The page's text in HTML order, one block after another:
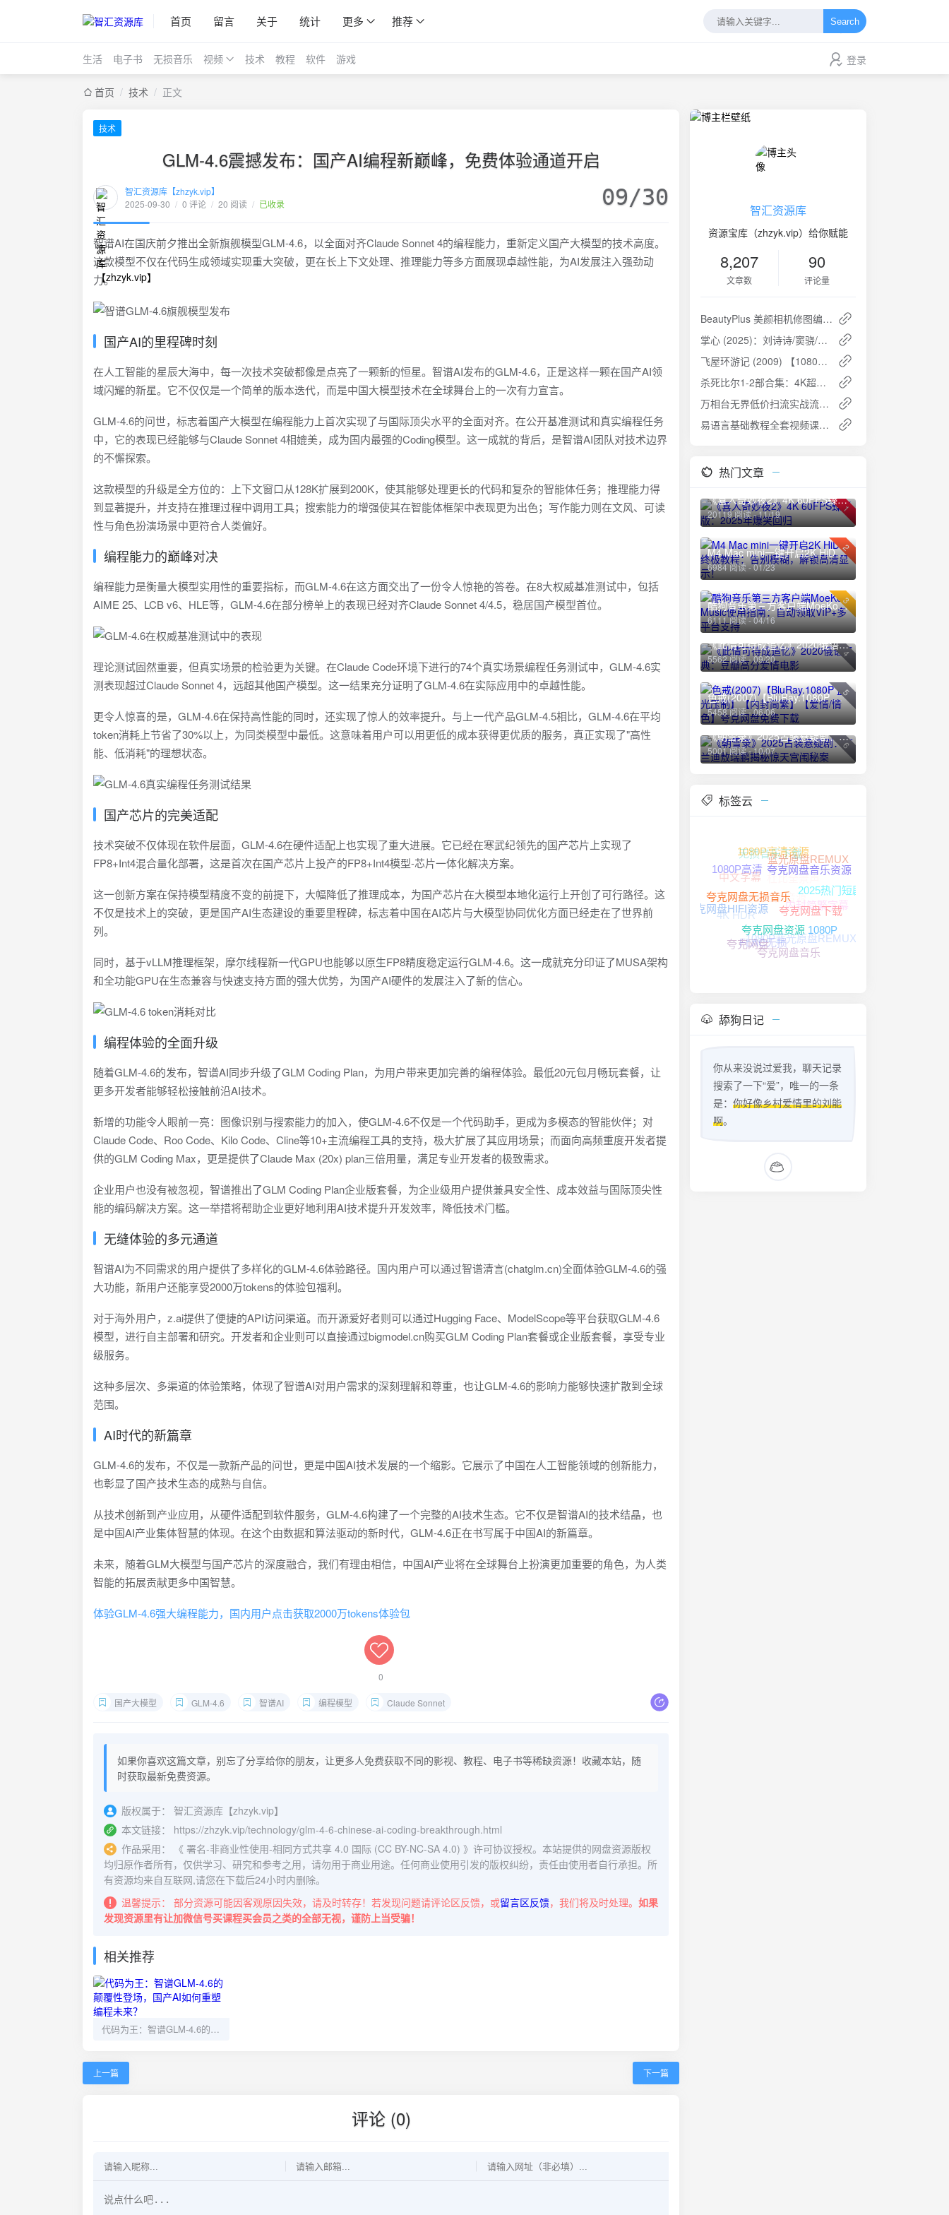
首页 留言 关于 统计 更多 推荐 Search
生活 电子书 无损音乐 视频 技术 教程 软件 游戏 登录
首页 / 技术 / 正文
技术
GLM-4.6震撼发布：国产AI编程新巅峰，免费体验通道开启
智汇资源库【zhzyk.vip】
2025-09-30 / 0 评论 / 20 阅读 / 已收录 09/30
智谱AI在国庆前夕推出全新旗舰模型GLM-4.6，以全面对齐Claude Sonnet 4的编程能力，重新定义国产大模型的技术高度。
这款模型不仅在代码生成领域实现重大突破，更在长上下文处理、推理能力等多方面展现卓越性能，为AI发展注入强劲动
力。
国产AI的里程碑时刻
在人工智能的星辰大海中，每一次技术突破都像是点亮了一颗新的恒星。智谱AI发布的GLM-4.6，正是这样一颗在国产AI领
域闪耀的新星。它不仅仅是一个简单的版本迭代，而是中国大模型技术在全球舞台上的一次有力宣言。
GLM-4.6的问世，标志着国产大模型在编程能力上首次实现了与国际顶尖水平的全面对齐。在公开基准测试和真实编程任务
中，它的表现已经能够与Claude Sonnet 4相媲美，成为国内最强的Coding模型。这一成就的背后，是智谱AI团队对技术边界
的不懈探索。
这款模型的升级是全方位的：上下文窗口从128K扩展到200K，使其能够处理更长的代码和复杂的智能体任务；推理能力得
到显著提升，并支持在推理过程中调用工具；搜索能力的增强使其在智能体框架中表现更为出色；写作能力则在文风、可读
性与角色扮演场景中更符合人类偏好。
编程能力的巅峰对决
编程能力是衡量大模型实用性的重要指标，而GLM-4.6在这方面交出了一份令人惊艳的答卷。在8大权威基准测试中，包括
AIME 25、LCB v6、HLE等，GLM-4.6在部分榜单上的表现已经对齐Claude Sonnet 4/4.5，稳居国产模型首位。
理论测试固然重要，但真实场景的检验更为关键。在Claude Code环境下进行的74个真实场景编程任务测试中，GLM-4.6实
测表现超过Claude Sonnet 4，远超其他国产模型。这一结果充分证明了GLM-4.6在实际应用中的卓越性能。
更令人惊喜的是，GLM-4.6在保持高性能的同时，还实现了惊人的效率提升。与上一代产品GLM-4.5相比，GLM-4.6在平均
token消耗上节省了30%以上，为同类模型中最低。这意味着用户可以用更低的成本获得更优质的服务，真正实现了"高性
能、低消耗"的理想状态。
国产芯片的完美适配
技术突破不仅体现在软件层面，GLM-4.6在硬件适配上也实现了重大进展。它已经在寒武纪领先的国产芯片上实现了
FP8+Int4混合量化部署，这是首次在国产芯片上投产的FP8+Int4模型-芯片一体化解决方案。
这一创新方案在保持模型精度不变的前提下，大幅降低了推理成本，为国产芯片在大模型本地化运行上开创了可行路径。这
不仅是技术上的突破，更是国产AI生态建设的重要里程碑，标志着中国在AI芯片与大模型协同优化方面已经走在了世界前
列。
同时，基于vLLM推理框架，摩尔线程新一代GPU也能够以原生FP8精度稳定运行GLM-4.6。这一成就充分印证了MUSA架构
和全功能GPU在生态兼容与快速支持方面的强大优势，为国产AI硬件的发展注入了新的信心。
编程体验的全面升级
随着GLM-4.6的发布，智谱AI同步升级了GLM Coding Plan，为用户带来更加完善的编程体验。最低20元包月畅玩套餐，让
更多开发者能够轻松接触前沿AI技术。
新增的功能令人眼前一亮：图像识别与搜索能力的加入，使GLM-4.6不仅是一个代码助手，更成为多模态的智能伙伴；对
Claude Code、Roo Code、Kilo Code、Cline等10+主流编程工具的支持，极大扩展了其应用场景；而面向高频重度开发者提
供的GLM Coding Max，更是提供了Claude Max (20x) plan三倍用量，满足专业开发者的极致需求。
企业用户也没有被忽视，智谱推出了GLM Coding Plan企业版套餐，为企业级用户提供兼具安全性、成本效益与国际顶尖性
能的编码解决方案。这一举措将帮助企业更好地利用AI技术提升开发效率，降低技术门槛。
无缝体验的多元通道
智谱AI为不同需求的用户提供了多样化的GLM-4.6体验路径。国内用户可以通过智谱清言(chatglm.cn)全面体验GLM-4.6的强
大功能，新用户还能享受2000万tokens的体验包福利。
对于海外用户，z.ai提供了便捷的API访问渠道。而开源爱好者则可以通过Hugging Face、ModelScope等平台获取GLM-4.6
模型，进行自主部署和研究。开发者和企业则可以直接通过bigmodel.cn购买GLM Coding Plan套餐或企业版套餐，享受专业
级服务。
这种多层次、多渠道的体验策略，体现了智谱AI对用户需求的深刻理解和尊重，也让GLM-4.6的影响力能够快速扩散到全球
范围。
AI时代的新篇章
GLM-4.6的发布，不仅是一款新产品的问世，更是中国AI技术发展的一个缩影。它展示了中国在人工智能领域的创新能力，
也彰显了国产技术生态的成熟与自信。
从技术创新到产业应用，从硬件适配到软件服务，GLM-4.6构建了一个完整的AI技术生态。它不仅是智谱AI的技术结晶，也
是中国AI产业集体智慧的体现。在这个由数据和算法驱动的新时代，GLM-4.6正在书写属于中国AI的新篇章。
未来，随着GLM大模型与国产芯片的深度融合，我们有理由相信，中国AI产业将在全球舞台上扮演更加重要的角色，为人类
智能的拓展贡献更多中国智慧。
体验GLM-4.6强大编程能力，国内用户点击获取2000万tokens体验包
0
国产大模型 GLM-4.6 智谱AI 编程模型 Claude Sonnet
如果你喜欢这篇文章，别忘了分享给你的朋友，让更多人免费获取不同的影视、教程、电子书等稀缺资源！收藏本站，随
时获取最新免费资源。
版权属于：
智汇资源库【zhzyk.vip】
本文链接：
https://zhzyk.vip/technology/glm-4-6-chinese-ai-coding-breakthrough.html
作品采用：
《 署名-非商业性使用-相同方式共享 4.0 国际 (CC BY-NC-SA 4.0) 》许可协议授权。本站提供的网盘资源版权
均归原作者所有，仅供学习、研究和参考之用，请勿用于商业用途。任何商业使用引发的版权纠纷，责任由使用者自行承担。所
有资源均来自互联网,请您在下载后24小时内删除。
温馨提示：
部分资源可能因客观原因失效，请及时转存！若发现问题请评论区反馈，或留言区反馈，我们将及时处理。 如果
发现资源里有让加微信号买课程买会员之类的全部无视，谨防上当受骗！
相关推荐
代码为王：智谱GLM-4.6的颠覆性登场，国产AI如何重塑编程未来？
上一篇 下一篇
评论 (0)
智汇资源库
资源宝库（zhzyk.vip）给你赋能
8,207
文章数
90
评论量
BeautyPlus 美颜相机修图编辑，解锁高级版
掌心 (2025)：刘诗诗/窦骁/郑业成主演，4K/60fps高清无广告
飞屋环游记 (2009) 【1080P】日语中英双字：一场梦想与冒险的奇妙旅程
杀死比尔1-2部合集：4K超清复仇之旅，超清资源下载
万相台无界低价扫流实战流程夸克网盘免费下载
易语言基础教程全套视频课夸克网盘免费下载
热门文章
1
《喜人奇妙夜2》4K 60FPS臻彩版：2025年爆笑回归
20119 阅读 - 11/19
2
M4 Mac mini一键开启2K HiDPI终极教程：告别模糊，解锁高清显示！
6984 阅读 - 01/23
3
酷狗音乐第三方客户端MoeKoe Music使用指南：自动领取VIP+多平台支持
6111 阅读 - 04/16
4
《此情可待成追忆》2020俄语经典：豆瓣高分爱情电影
5562 阅读 - 09/20
5
色戒(2007)【BluRay.1080P 蓝光压制】【内封简繁】【爱情/情色】夸克网盘免费下载
5458 阅读 - 06/06
6
《朝雪录》2025古装悬疑剧：李兰迪敖瑞鹏揭秘惊天宫闱秘案
5001 阅读 - 10/07
标签云
夸克网盘无损音乐
夸克网盘资源
夸克网盘下载
1080P高清资源
1080P高清
夸克网盘HIFI资源
夸克网盘夸克网盘音乐
1080P
2025热门短剧
蓝光原盘REMUX
无损音乐下载
中文字幕
4K HDR
FLAC无损
1080P蓝光原盘REMUX
内封简繁字幕
杜比全景声
夸克网盘无损音源
舔狗日记
你从来没说过爱我，聊天记录
搜索了一下“爱”，唯一的一条
是： 你好像乡村爱情里的刘能
啊。